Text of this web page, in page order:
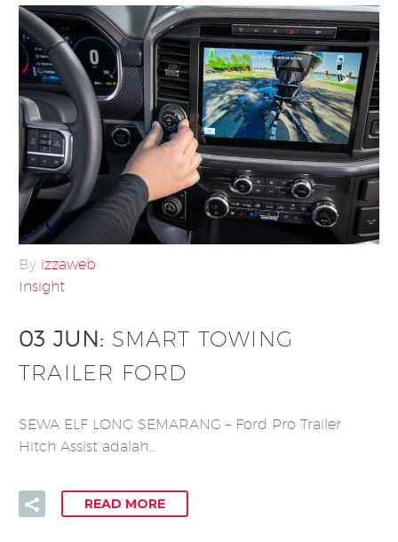
By izzaweb
Insight
03 JUN: SMART TOWING
TRAILER FORD
SEWA ELF LONG SEMARANG – Ford Pro Trailer
Hitch Assist adalah…
READ MORE